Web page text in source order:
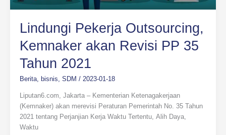
Lindungi Pekerja Outsourcing,
Kemnaker akan Revisi PP 35
Tahun 2021
Berita, bisnis, SDM / 2023-01-18
Liputan6.com, Jakarta – Kementerian Ketenagakerjaan
(Kemnaker) akan merevisi Peraturan Pemerintah No. 35 Tahun
2021 tentang Perjanjian Kerja Waktu Tertentu, Alih Daya,
Waktu